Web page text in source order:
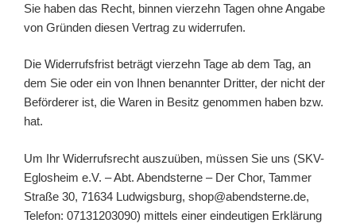
Sie haben das Recht, binnen vierzehn Tagen ohne Angabe
von Gründen diesen Vertrag zu widerrufen.
Die Widerrufsfrist beträgt vierzehn Tage ab dem Tag, an
dem Sie oder ein von Ihnen benannter Dritter, der nicht der
Beförderer ist, die Waren in Besitz genommen haben bzw.
hat.
Um Ihr Widerrufsrecht auszuüben, müssen Sie uns (SKV-
Eglosheim e.V. – Abt. Abendsterne – Der Chor, Tammer
Straße 30, 71634 Ludwigsburg, shop@abendsterne.de,
Telefon: 07131203090) mittels einer eindeutigen Erklärung